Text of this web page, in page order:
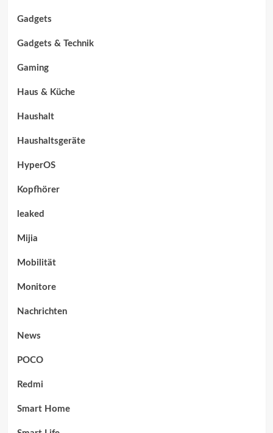
Gadgets
Gadgets & Technik
Gaming
Haus & Küche
Haushalt
Haushaltsgeräte
HyperOS
Kopfhörer
leaked
Mijia
Mobilität
Monitore
Nachrichten
News
POCO
Redmi
Smart Home